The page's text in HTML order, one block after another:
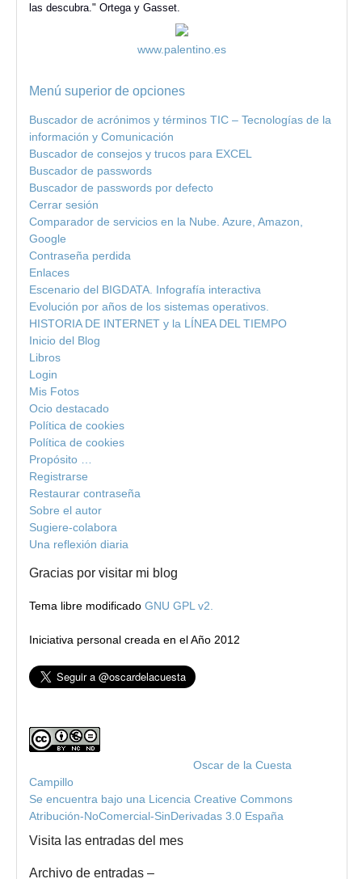
las descubra." Ortega y Gasset.
www.palentino.es
Menú superior de opciones
Buscador de acrónimos y términos TIC – Tecnologías de la
información y Comunicación
Buscador de consejos y trucos para EXCEL
Buscador de passwords
Buscador de passwords por defecto
Cerrar sesión
Comparador de servicios en la Nube. Azure, Amazon,
Google
Contraseña perdida
Enlaces
Escenario del BIGDATA. Infografía interactiva
Evolución por años de los sistemas operativos.
HISTORIA DE INTERNET y la LÍNEA DEL TIEMPO
Inicio del Blog
Libros
Login
Mis Fotos
Ocio destacado
Política de cookies
Política de cookies
Propósito …
Registrarse
Restaurar contraseña
Sobre el autor
Sugiere-colabora
Una reflexión diaria
Gracias por visitar mi blog
Tema libre modificado GNU GPL v2.
Iniciativa personal creada en el Año 2012
Oscar de la Cuesta
Campillo
Se encuentra bajo una Licencia Creative Commons
Atribución-NoComercial-SinDerivadas 3.0 España
Visita las entradas del mes
Archivo de entradas –